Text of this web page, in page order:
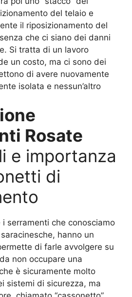
del telaio e
il riposizionamento del
che ci siano dei danni
Si tratta di un lavoro
un costo, ma ci sono dei
di avere nuovamente
isolata e nessun’altro
Rosate
e importanza
di
i serramenti che conosciamo
hanno un
di farle avvolgere su
non occupare una
è sicuramente molto
sistemi di sicurezza, ma